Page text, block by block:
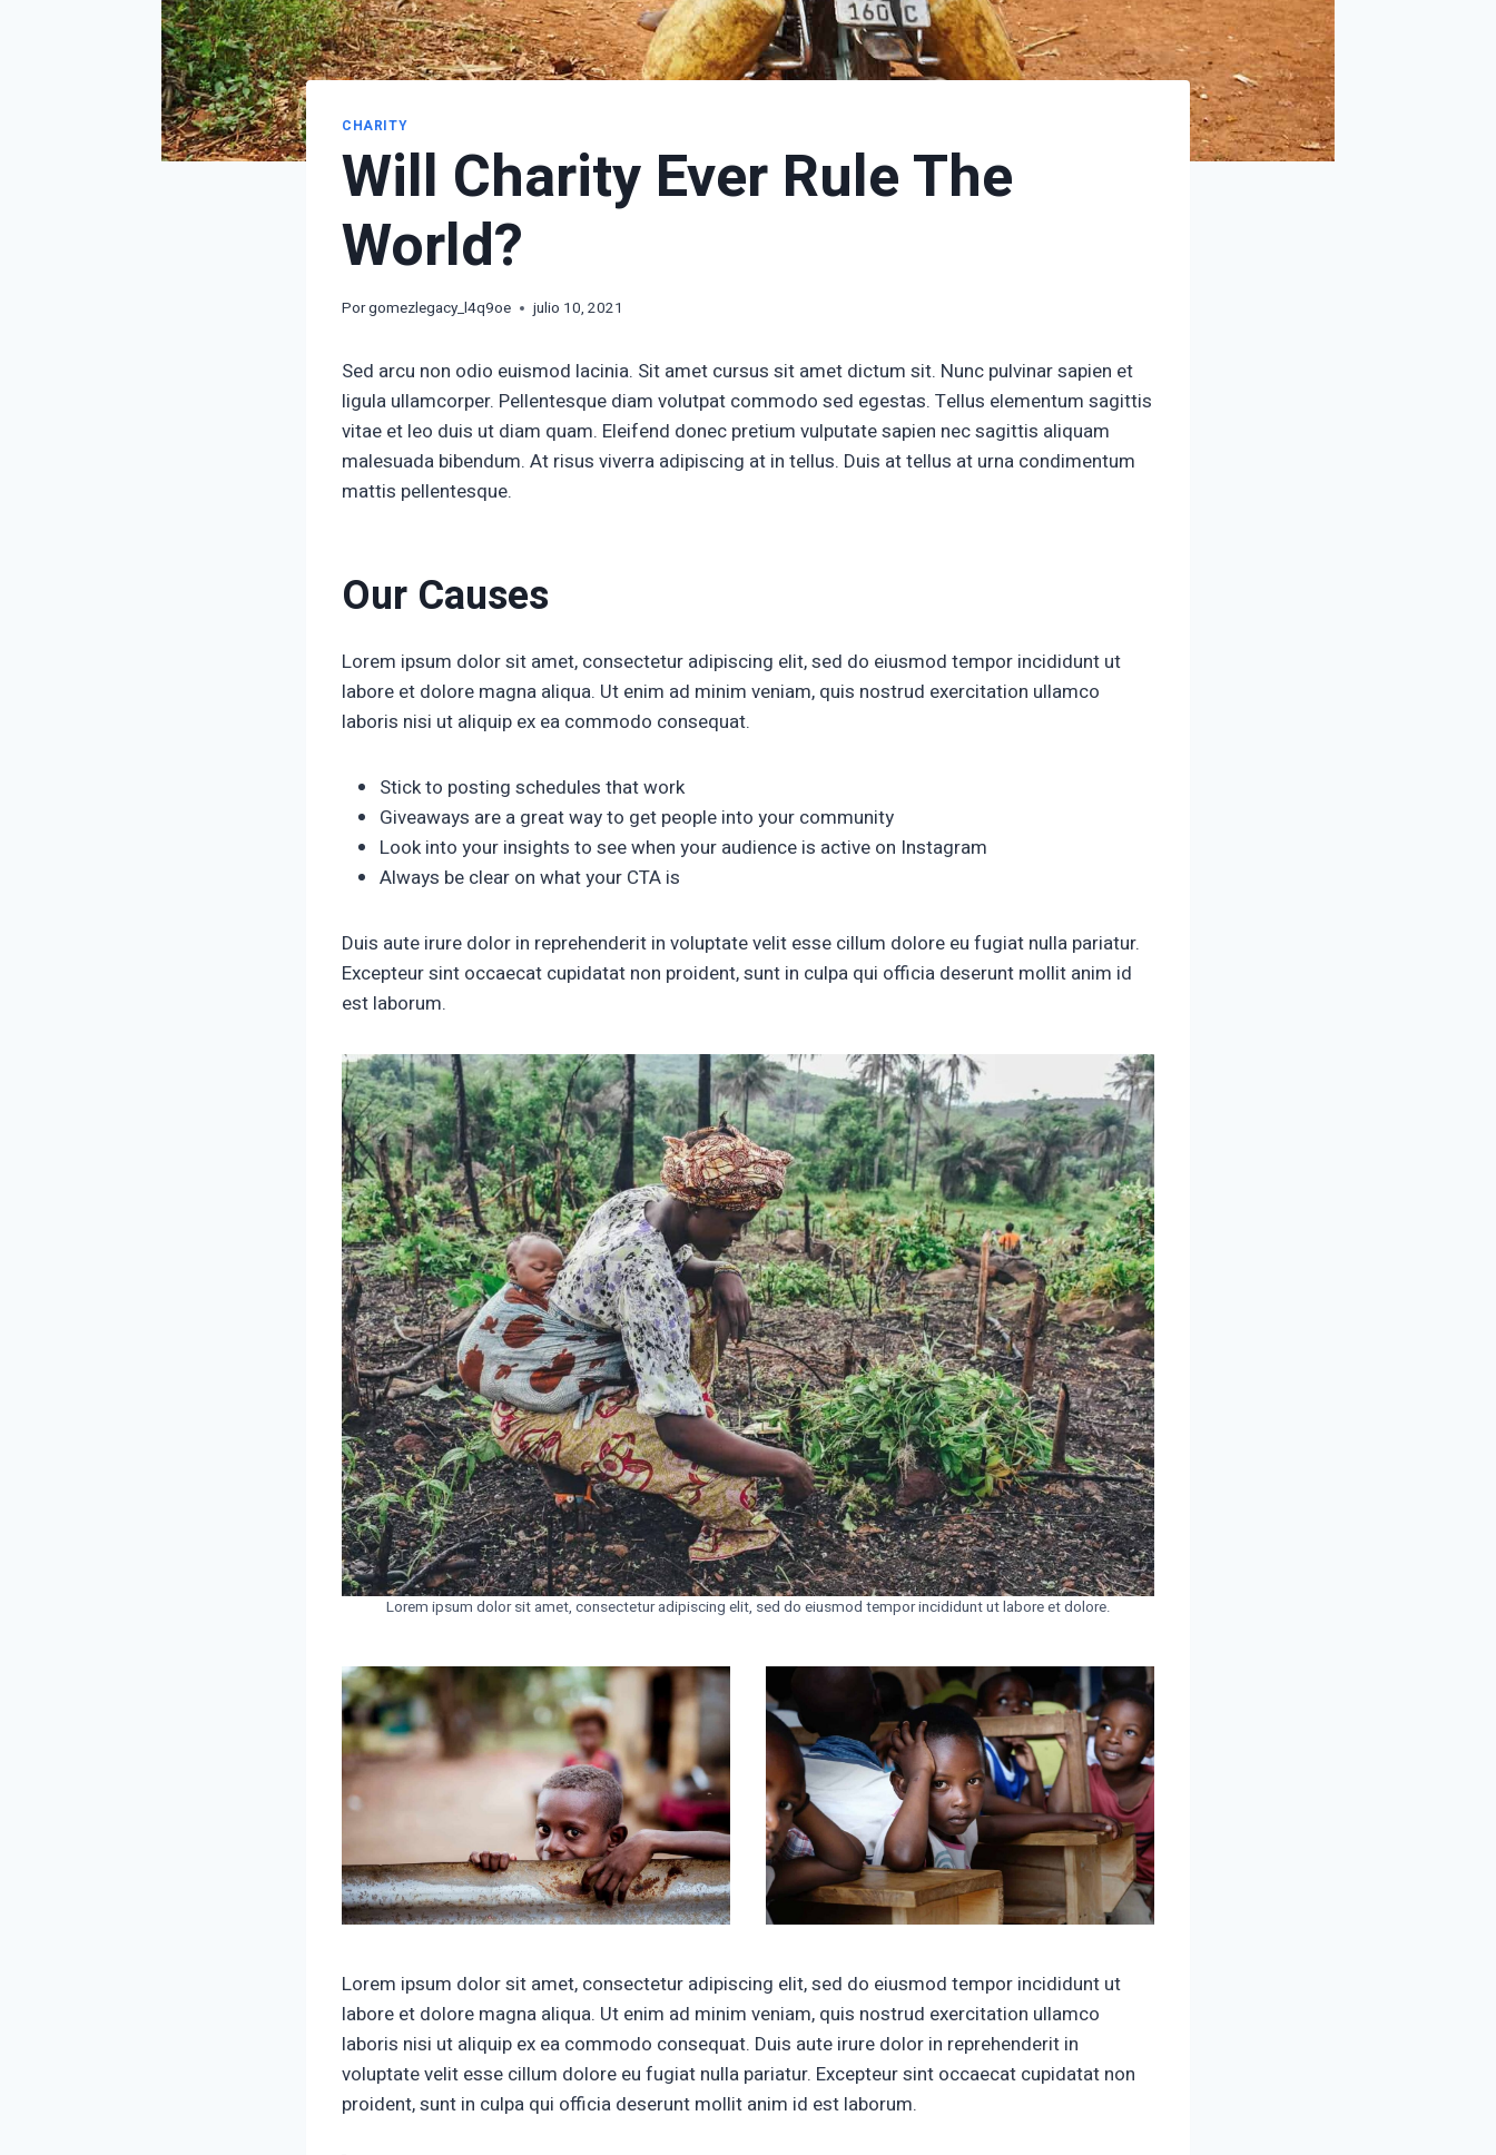
CHARITY
Will Charity Ever Rule The
World?
Porgomezlegacy_l4q9oe julio 10, 2021
Sed arcu non odio euismod lacinia. Sit amet cursus sit amet dictum sit. Nunc pulvinar sapien et
ligula ullamcorper. Pellentesque diam volutpat commodo sed egestas. Tellus elementum sagittis
vitae et leo duis ut diam quam. Eleifend donec pretium vulputate sapien nec sagittis aliquam
malesuada bibendum. At risus viverra adipiscing at in tellus. Duis at tellus at urna condimentum
mattis pellentesque.
Our Causes
Lorem ipsum dolor sit amet, consectetur adipiscing elit, sed do eiusmod tempor incididunt ut
labore et dolore magna aliqua. Ut enim ad minim veniam, quis nostrud exercitation ullamco
laboris nisi ut aliquip ex ea commodo consequat.
Stick to posting schedules that work
Giveaways are a great way to get people into your community
Look into your insights to see when your audience is active on Instagram
Always be clear on what your CTA is
Duis aute irure dolor in reprehenderit in voluptate velit esse cillum dolore eu fugiat nulla pariatur.
Excepteur sint occaecat cupidatat non proident, sunt in culpa qui officia deserunt mollit anim id
est laborum.
Lorem ipsum dolor sit amet, consectetur adipiscing elit, sed do eiusmod tempor incididunt ut labore et dolore.
Lorem ipsum dolor sit amet, consectetur adipiscing elit, sed do eiusmod tempor incididunt ut
labore et dolore magna aliqua. Ut enim ad minim veniam, quis nostrud exercitation ullamco
laboris nisi ut aliquip ex ea commodo consequat. Duis aute irure dolor in reprehenderit in
voluptate velit esse cillum dolore eu fugiat nulla pariatur. Excepteur sint occaecat cupidatat non
proident, sunt in culpa qui officia deserunt mollit anim id est laborum.